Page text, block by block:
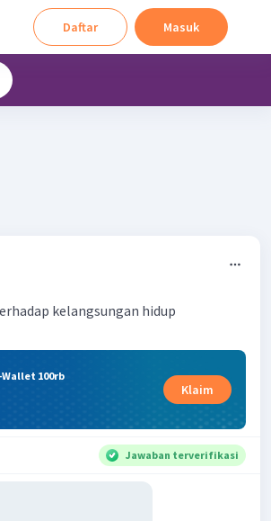
Daftar Masuk
kelangsungan hidup
100rb
Klaim
Jawaban terverifikasi